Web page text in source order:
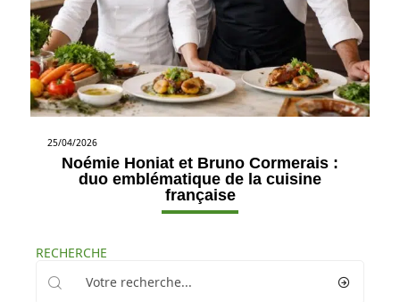
25/04/2026
Noémie Honiat et Bruno Cormerais :
duo emblématique de la cuisine
française
RECHERCHE